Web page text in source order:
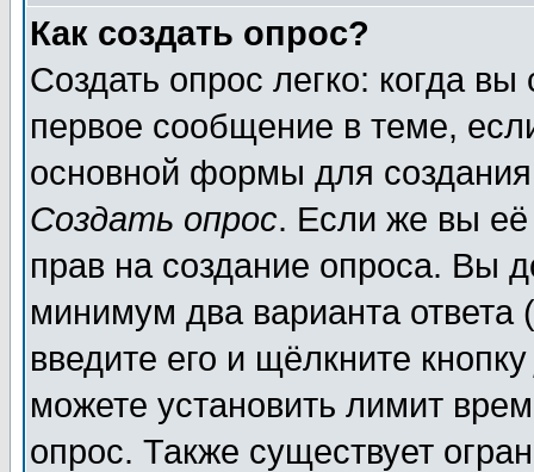
Как создать опрос?
Создать опрос легко: когда
первое сообщение в теме,
основной формы для
Создать опрос. Если же вы её
прав на создание опроса. Вы
минимум два варианта ответа
введите его и щёлкните
можете установить лимит
опрос. Также существует